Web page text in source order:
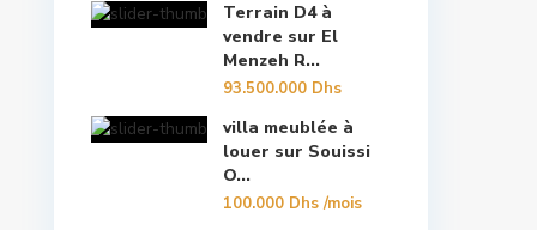
Terrain D4 à
vendre sur El
Menzeh R...
93.500.000 Dhs
villa meublée à
louer sur Souissi
O...
100.000 Dhs/mois